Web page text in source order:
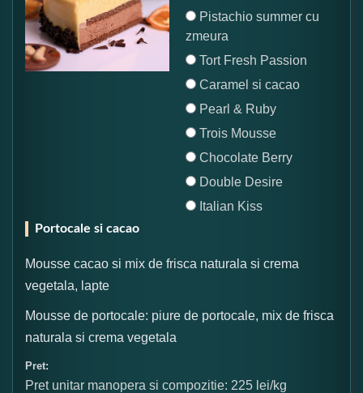
Pistachio summer cu
zmeura
Tort Fresh Passion
Caramel si cacao
Pearl & Ruby
Trois Mousse
Chocolate Berry
Double Desire
Italian Kiss
Portocale si cacao
Mousse cacao si mix de frisca naturala si crema
vegetala, lapte
Mousse de portocale: piure de portocale, mix de frisca
naturala si crema vegetala
Pret:
Pret unitar manopera si compozitie: 225 lei/kg